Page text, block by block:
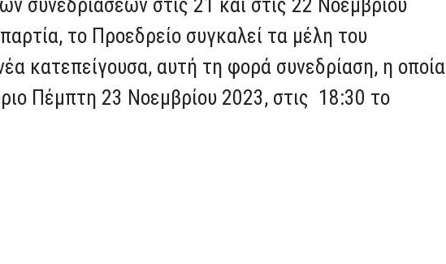
συνεδριάσεων στις 21 και στις 22 Νοεμβρίου
το Προεδρείο συγκαλεί τα μέλη του
κατεπείγουσα, αυτή τη φορά συνεδρίαση, η οποία
Πέμπτη 23 Νοεμβρίου 2023, στις 18:30 το